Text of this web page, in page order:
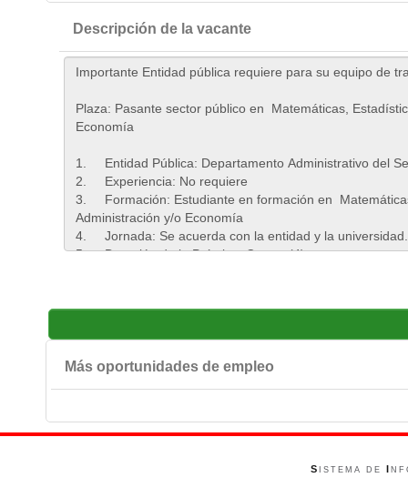
Descripción de la vacante
Más oportunidades de empleo
S ISTEMA DE I